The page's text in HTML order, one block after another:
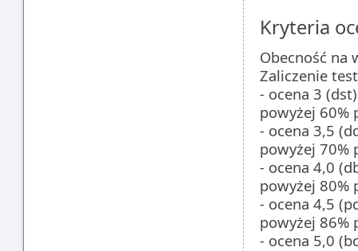
Kryteria
Obecność na
Zaliczenie
- ocena 3 (dst)
powyżej 60%
- ocena 3,5
powyżej 70%
- ocena 4,0
powyżej 80%
- ocena 4,5
powyżej 86%
- ocena 5,0